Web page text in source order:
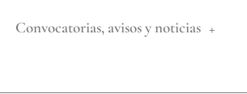
Convocatorias, avisos y noticias